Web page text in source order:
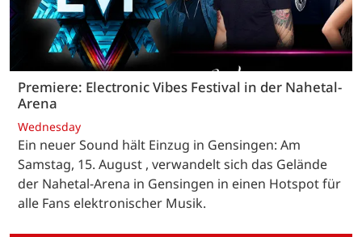
Premiere: Electronic Vibes Festival in der Nahetal-
Arena
Wednesday
Ein neuer Sound hält Einzug in Gensingen: Am
Samstag, 15. August , verwandelt sich das Gelände
der Nahetal-Arena in Gensingen in einen Hotspot für
alle Fans elektronischer Musik.